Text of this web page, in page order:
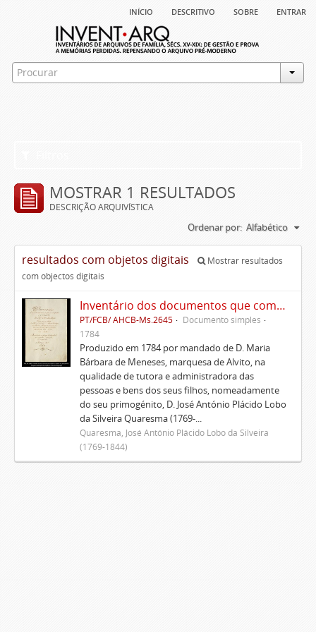
início descritivo sobre entrar
MOSTRAR 1 RESULTADOS
DESCRIÇÃO ARQUIVÍSTICA
Ordenar por: Alfabético
resultados com objetos digitais
Mostrar resultados
com objectos digitais
Inventário dos documentos que compõem o cartório da Casa de Alvito
PT/FCB/ AHCB-Ms.2645
Documento simples
1784
Produzido em 1784 por mandado de D. Maria
Bárbara de Meneses, marquesa de Alvito, na
qualidade de tutora e administradora das
pessoas e bens dos seus filhos, nomeadamente
do seu primogénito, D. José António Plácido Lobo
da Silveira Quaresma (1769-...
Quaresma, José António Plácido Lobo da Silveira
(1769-1844)